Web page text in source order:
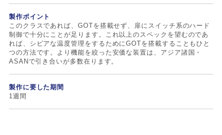
製作ポイント
このクラスであれば、GOTを搭載せず、扉にスイッチ系のハード
制御で十分にことが足ります。これ以上のスペックを望むのであ
れば、シビアな温度管理をするためにGOTを搭載することもひと
つの方法です。より機能を絞った安価な装置は、アジア諸国・
ASANで引き合いが多数在ります。
製作に要した期間
1週間